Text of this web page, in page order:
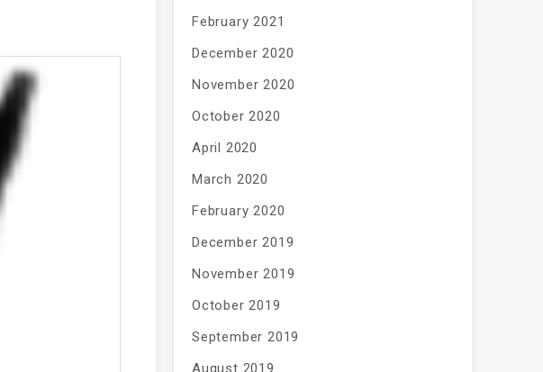
February 2021
December 2020
November 2020
October 2020
April 2020
March 2020
February 2020
December 2019
November 2019
October 2019
September 2019
August 2019